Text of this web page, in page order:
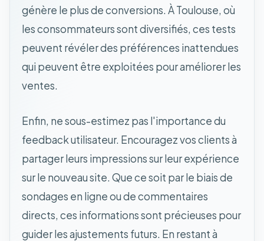
génère le plus de conversions. À Toulouse, où
les consommateurs sont diversifiés, ces tests
peuvent révéler des préférences inattendues
qui peuvent être exploitées pour améliorer les
ventes.
Enfin, ne sous-estimez pas l'importance du
feedback utilisateur. Encouragez vos clients à
partager leurs impressions sur leur expérience
sur le nouveau site. Que ce soit par le biais de
sondages en ligne ou de commentaires
directs, ces informations sont précieuses pour
guider les ajustements futurs. En restant à